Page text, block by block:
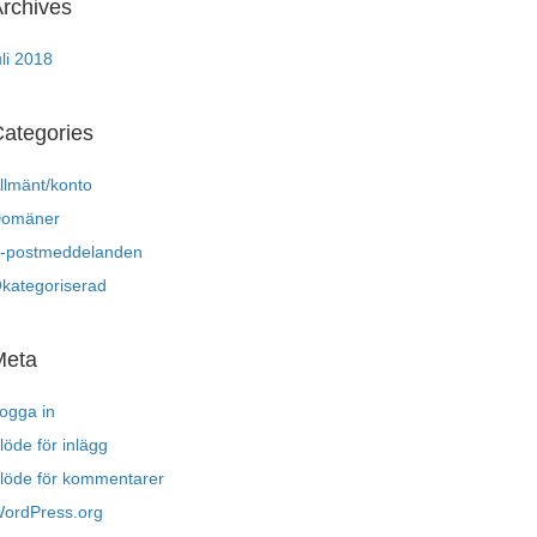
2018
konto
postmeddelanden
in
för inlägg
för kommentarer